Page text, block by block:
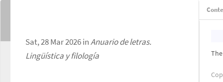
Sat, 28 Mar 2026 inAnuario de letras.
Lingüística y filología